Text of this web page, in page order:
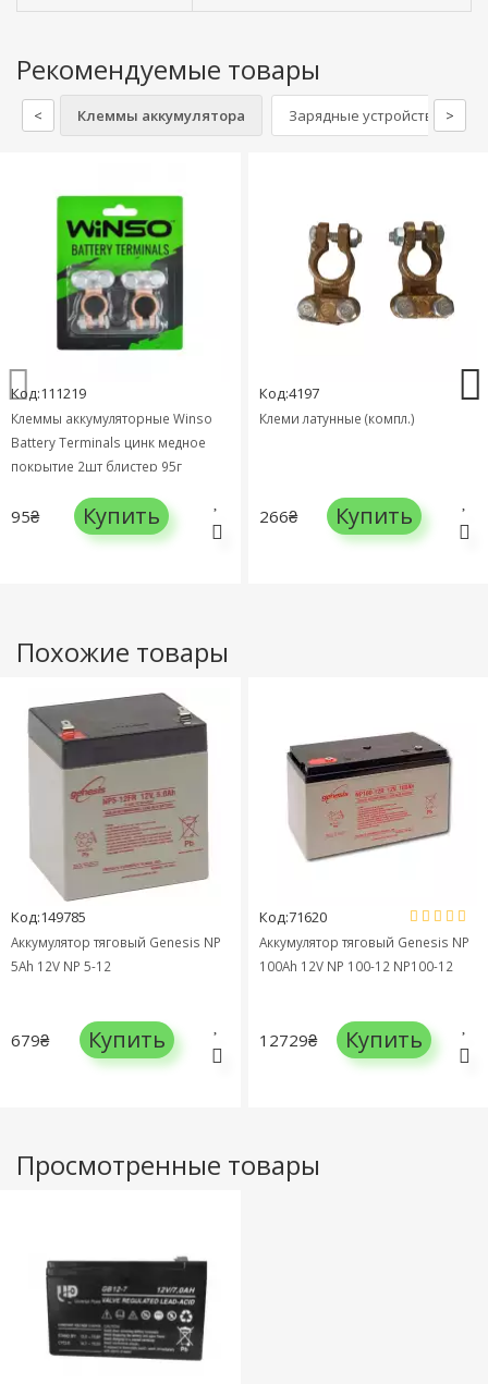
Рекомендуемые товары
< Клеммы аккумулятора Зарядные устройства АКБ
>
Код:111219
Клеммы аккумуляторные Winso
Battery Terminals цинк медное
покрытие 2шт блистер 95г
95₴ Купить
Код:4197
Клеми латунные (компл.)
266₴ Купить
Похожие товары
Код:149785
Аккумулятор тяговый Genesis NP
5Ah 12V NP 5-12
679₴ Купить
Код:71620
Аккумулятор тяговый Genesis NP
100Ah 12V NP 100-12 NP100-12
12729₴ Купить
Просмотренные товары